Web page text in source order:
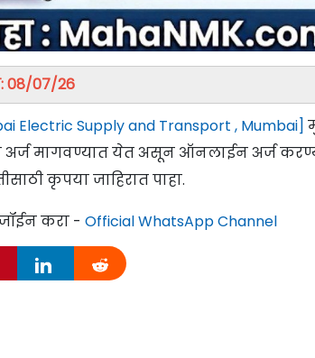
08/07/26
Electric Supply and Transport , Mumbai]
अर्ज मागवण्यात येत असून ऑनलाईन अर्ज
कृपया जाहिरात पाहा.
करा - Official WhatsApp Channel